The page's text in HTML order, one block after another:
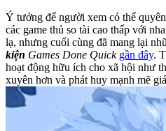
Ý tưởng để người xem có thể
các game thủ so tài cao thấp với
lạ, nhưng cuối cùng đã mang lại
kiện Games Done Quick gần đây.
hoạt động hữu ích cho xã hội như
xuyên hơn và phát huy mạnh mẽ